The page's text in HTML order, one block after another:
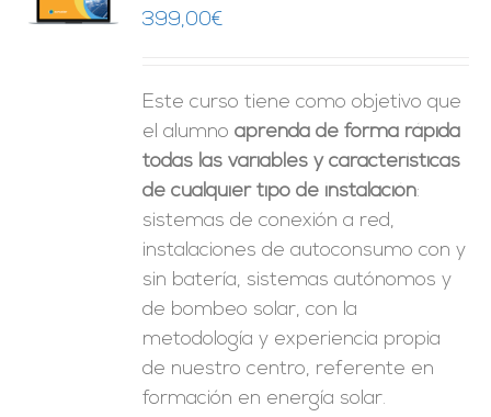
399,00€
Este curso tiene como objetivo que
el alumnoaprenda de forma rápida
todas las variables y características
de cualquier tipo de instalación:
sistemas de conexión a red,
instalaciones de autoconsumo con y
sin batería, sistemas autónomos y
de bombeo solar, con la
metodología y experiencia propia
de nuestro centro, referente en
formación en energía solar.